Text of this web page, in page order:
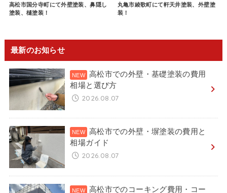
高松市国分寺町にて外壁塗装、鼻隠し
塗装、樋塗装！
丸亀市綾歌町にて軒天井塗装、外壁塗
装！
最新のお知らせ
高松市での外壁・基礎塗装の費用
相場と選び方
2026.08.07
高松市での外壁・塀塗装の費用と
相場ガイド
2026.08.07
高松市でのコーキング費用・コー